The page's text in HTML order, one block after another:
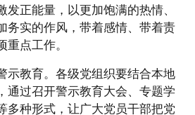
发正能量，以更加饱满的热情、
务实的作风，带着感情、带着责
点工作。
示教育。各级党组织要结合本地
通过召开警示教育大会、专题学
多种形式，让广大党员干部把党